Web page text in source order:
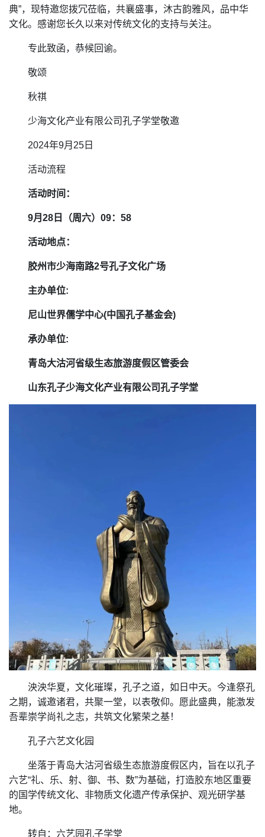
典”，现特邀您拨冗莅临，共襄盛事，沐古韵雅风，品中华
文化。感谢您长久以来对传统文化的支持与关注。
专此致函，恭候回谕。
敬颂
秋祺
少海文化产业有限公司孔子学堂敬邀
2024年9月25日
活动流程
活动时间：
9月28日（周六）09：58
活动地点：
胶州市少海南路2号孔子文化广场
主办单位:
尼山世界儒学中心(中国孔子基金会)
承办单位:
青岛大沽河省级生态旅游度假区管委会
山东孔子少海文化产业有限公司孔子学堂
泱泱华夏，文化璀璨，孔子之道，如日中天。今逢祭孔
之期，诚邀诸君，共聚一堂，以表敬仰。愿此盛典，能激发
吾辈崇学尚礼之志，共筑文化繁荣之基！
孔子六艺文化园
坐落于青岛大沽河省级生态旅游度假区内，旨在以孔子
六艺“礼、乐、射、御、书、数”为基础，打造胶东地区重要
的国学传统文化、非物质文化遗产传承保护、观光研学基
地。
转自：六艺园孔子学堂